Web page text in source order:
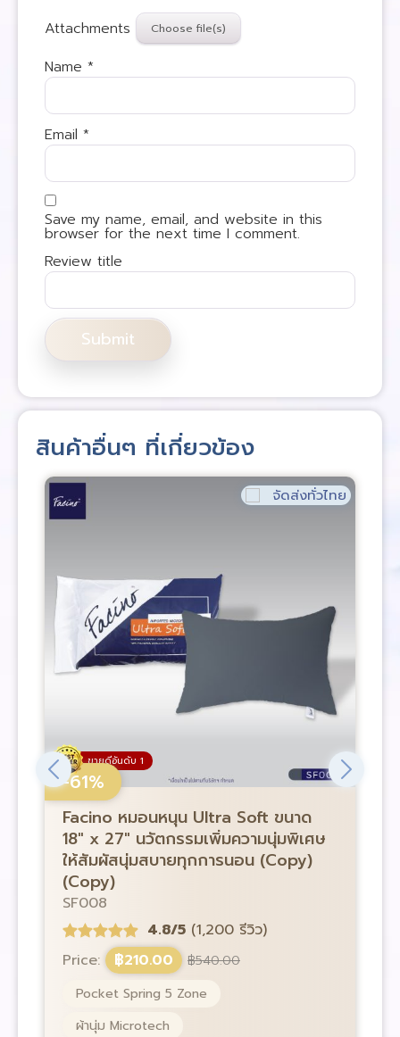
Attachments
Name *
Email *
Save my name, email, and website in this
browser for the next time I comment.
Review title
สินค้าอื่นๆ ที่เกี่ยวข้อง
ขายดีอันดับ 1
จัดส่งทั่วไทย
Facino หมอนหนุน Ultra Soft ขนาด
18″ x 27″ นวัตกรรมเพิ่มความนุ่มพิเศษ
ให้สัมผัสนุ่มสบายทุกการนอน (Copy)
(Copy)
SF008
4.8/5 (1,200 รีวิว)
Price:
฿210.00 ฿540.00
-61%
Pocket Spring 5 Zone
ผ้านุ่ม Microtech